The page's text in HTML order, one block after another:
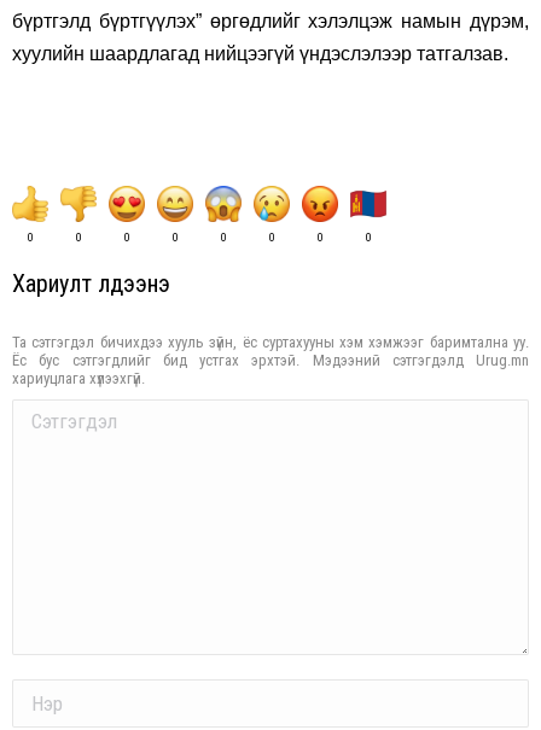
бүртгэлд бүртгүүлэх” өргөдлийг хэлэлцэж намын дүрэм,
хуулийн шаардлагад нийцээгүй үндэслэлээр татгалзав.
0 0 0 0 0 0 0 0
Хариулт үлдээнэ үү
Та сэтгэгдэл бичихдээ хууль зүйн, ёс суртахууны хэм хэмжээг баримтална уу.
Ёс бус сэтгэгдлийг бид устгах эрхтэй. Мэдээний сэтгэгдэлд Urug.mn
хариуцлага хүлээхгүй.
Comment